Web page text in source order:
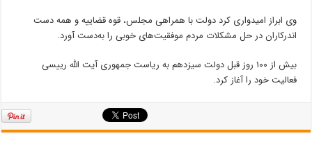
وی ابراز امیدواری کرد دولت با همراهی مجلس، قوه قضاییه و همه دست
اندرکاران در حل مشکلات مردم موفقیت‌های خوبی را به‌دست آورد.
بیش از ۱۰۰ روز قبل دولت سیزدهم به ریاست جمهوری آیت الله رییسی
فعالیت خود را آغاز کرد.